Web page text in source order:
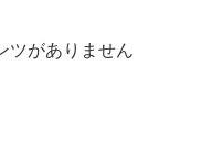
ツがありません